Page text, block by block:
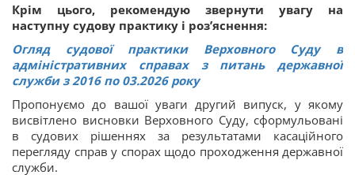
Крім цього, рекомендую звернути увагу на
наступну судову практику і роз’яснення:
Огляд судової практики Верховного Суду в
адміністративних справах з питань державної
служби з 2016 по 03.2026 року
Пропонуємо до вашої уваги другий випуск, у якому
висвітлено висновки Верховного Суду, сформульовані
в судових рішеннях за результатами касаційного
перегляду справ у спорах щодо проходження державної
служби.